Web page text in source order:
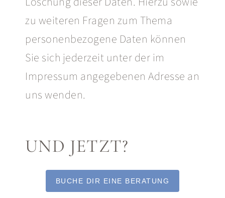
zu weiteren Fragen zum Thema
personenbezogene Daten können
Sie sich jederzeit unter der im
Impressum angegebenen Adresse an
uns wenden.
UND JETZT?
BUCHE DIR EINE BERATUNG